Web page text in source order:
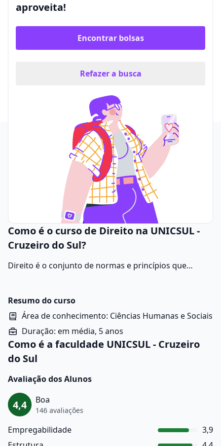
aproveita!
Encontrar bolsas
Refazer a busca
Como é o curso de Direito na UNICSUL -
Cruzeiro do Sul?
Direito é o conjunto de normas e princípios que
ordem e o bem-estar social. Para ingressar em Direito,
é importante ter domínio de interpretação de texto,
redação, filosofia, sociologia e atualidades.
Resumo do curso
Área de conhecimento: Ciências Humanas e Sociais
Duração: em média, 5 anos
Como é a faculdade UNICSUL - Cruzeiro
do Sul
Avaliação dos Alunos
4,4 Boa
146 avaliações
Empregabilidade
3,9